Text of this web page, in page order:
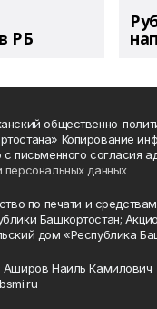
РБ
общественно-
Копирование
письменного согласия
данных
по печати и
Башкортостан;
дом «Республика
Аширов Наиль Камилович